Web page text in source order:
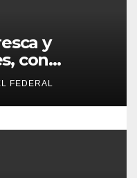
y
con
para el
FEDERAL